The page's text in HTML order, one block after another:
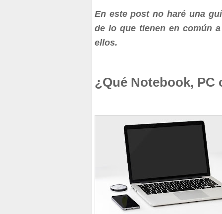
En este post no haré una
de lo que tienen en común
ellos.
¿Qué Notebook,